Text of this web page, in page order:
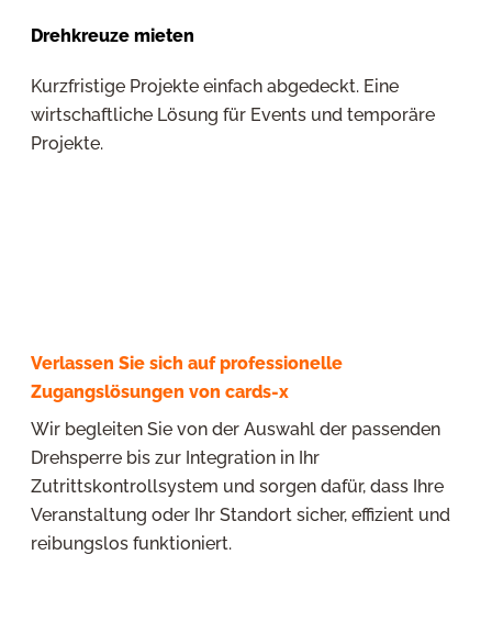
Drehkreuze mieten
Kurzfristige Projekte einfach abgedeckt. Eine
wirtschaftliche Lösung für Events und temporäre
Projekte.
Verlassen Sie sich auf professionelle
Zugangslösungen von cards-x
Wir begleiten Sie von der Auswahl der passenden
Drehsperre bis zur Integration in Ihr
Zutrittskontrollsystem und sorgen dafür, dass Ihre
Veranstaltung oder Ihr Standort sicher, effizient und
reibungslos funktioniert.